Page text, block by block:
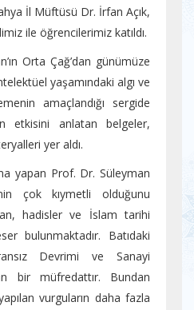
İl Müftüsü Dr. İrfan Açık,
ile öğrencilerimiz katıldı.
Orta Çağ’dan günümüze
yaşamındaki algı ve
amaçlandığı sergide
etkisini anlatan belgeler,
yer aldı.
yapan Prof. Dr. Süleyman
çok kıymetli olduğunu
hadisler ve İslam tarihi
bulunmaktadır. Batıdaki
Devrimi ve Sanayi
bir müfredattır. Bundan
vurguların daha fazla